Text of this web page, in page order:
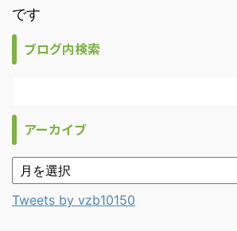
です
ブログ内検索
アーカイブ
Tweets by vzb10150